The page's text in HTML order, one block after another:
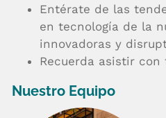
Entérate de las
en tecnología de la
innovadoras y
Recuerda asistir
Nuestro Equipo